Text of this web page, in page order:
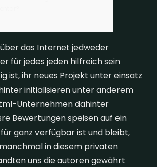
das Internet jedweder
für jedes jeden hilfreich sein
ist, ihr neues Projekt unter einsatz
initialisieren unter anderem
Unternehmen dahinter
Bewertungen speisen auf ein
ganz verfügbar ist und bleibt,
in diesem privaten
uns die autoren gewährt